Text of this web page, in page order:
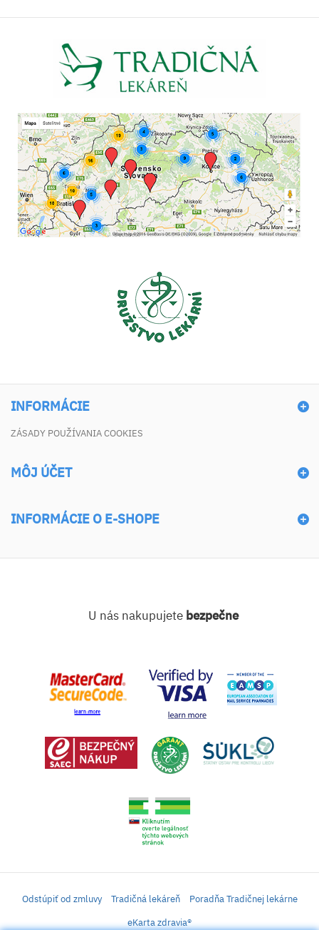
INFORMÁCIE
ZÁSADY POUŽÍVANIA COOKIES
MÔJ ÚČET
INFORMÁCIE O E-SHOPE
U nás nakupujete bezpečne
Odstúpiť od zmluvy Tradičná lekáreň
Poradňa Tradičnej lekárne
eKarta zdravia®